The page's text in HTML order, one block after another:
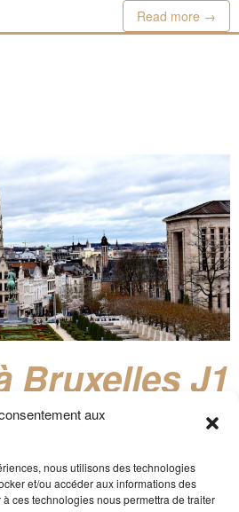
aux
nous utilisons des technologies
et/ou accéder aux informations des
ces technologies nous permettra de traiter
Read more →
Bruxelles J1
n’y a rien en Belgique, que c’est
n’y a même pas un palais royal,
bon touriste qui n’a jamais vu la